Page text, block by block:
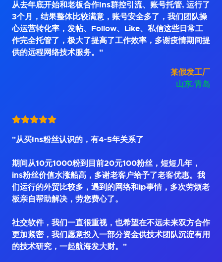
从去年底开始和老板合作Ins群控引流、账号托管, 运行了
3个月，结果整体比较满意，账号安全多了，我们团队操
心运营转化率，发帖、Follow、Like、私信这些日常工
作完全托管了，极大了提高了工作效率，多谢疫情期间提
供的远程网络技术服务。"
某假发工厂
山东.青岛
"从买Ins粉丝认识的，有4~5年关系了
期间从10元1000粉到目前20元100粉丝，短短几年，
ins粉丝价值水涨船高，多谢老客户给予了老客优惠。我
们运行的外贸比较多，遇到的网络和ip事情，多次劳烦老
板亲自帮助解决，劳您费心了。
社交软件，我们一直很重视，也希望在不远未来双方合作
更加紧密，我们愿意投入一部分资金供技术团队沉淀有用
的技术研究，一起航海发大财。"